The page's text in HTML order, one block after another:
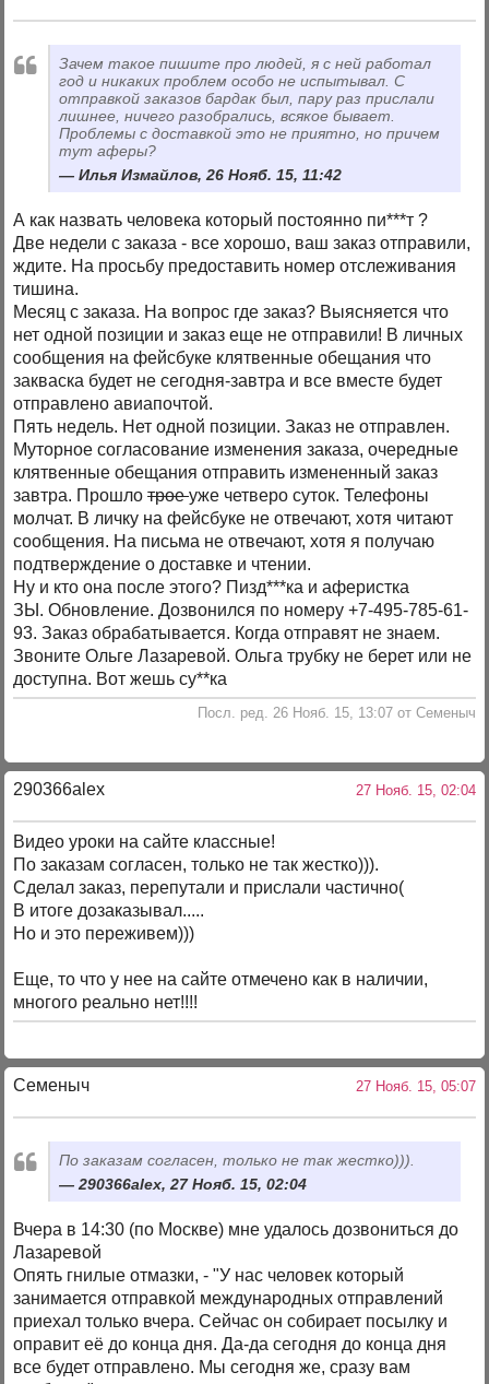
Зачем такое пишите про людей, я с ней работал
год и никаких проблем особо не испытывал. С
отправкой заказов бардак был, пару раз прислали
лишнее, ничего разобрались, всякое бывает.
Проблемы с доставкой это не приятно, но причем
тут аферы?
Илья Измайлов, 26 Нояб. 15, 11:42
А как назвать человека который постоянно пи***т ?
Две недели с заказа - все хорошо, ваш заказ отправили,
ждите. На просьбу предоставить номер отслеживания
тишина.
Месяц с заказа. На вопрос где заказ? Выясняется что
нет одной позиции и заказ еще не отправили! В личных
сообщения на фейсбуке клятвенные обещания что
закваска будет не сегодня-завтра и все вместе будет
отправлено авиапочтой.
Пять недель. Нет одной позиции. Заказ не отправлен.
Муторное согласование изменения заказа, очередные
клятвенные обещания отправить измененный заказ
завтра. Прошлотроеуже четверо суток. Телефоны
молчат. В личку на фейсбуке не отвечают, хотя читают
сообщения. На письма не отвечают, хотя я получаю
подтверждение о доставке и чтении.
Ну и кто она после этого? Пизд***ка и аферистка
ЗЫ. Обновление. Дозвонился по номеру +7-495-785-61-
93. Заказ обрабатывается. Когда отправят не знаем.
Звоните Ольге Лазаревой. Ольга трубку не берет или не
доступна. Вот жешь су**ка
Посл. ред. 26 Нояб. 15, 13:07 от Семеныч
290366alex 27 Нояб. 15, 02:04
Видео уроки на сайте классные!
По заказам согласен, только не так жестко))).
Сделал заказ, перепутали и прислали частично(
В итоге дозаказывал.....
Но и это переживем)))
Еще, то что у нее на сайте отмечено как в наличии,
многого реально нет!!!!
Семеныч 27 Нояб. 15, 05:07
По заказам согласен, только не так жестко))).
290366alex, 27 Нояб. 15, 02:04
Вчера в 14:30 (по Москве) мне удалось дозвониться до
Лазаревой
Опять гнилые отмазки, - "У нас человек который
занимается отправкой международных отправлений
приехал только вчера. Сейчас он собирает посылку и
оправит её до конца дня. Да-да сегодня до конца дня
все будет отправлено. Мы сегодня же, сразу вам